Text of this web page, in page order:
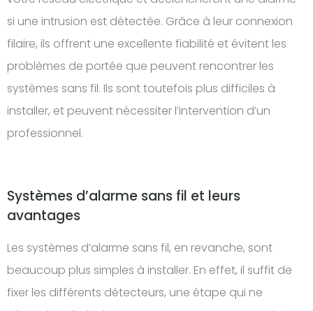
si une intrusion est détectée. Grâce à leur connexion
filaire, ils offrent une excellente fiabilité et évitent les
problèmes de portée que peuvent rencontrer les
systèmes sans fil. Ils sont toutefois plus difficiles à
installer, et peuvent nécessiter l’intervention d’un
professionnel.
Systèmes d’alarme sans fil et leurs
avantages
Les systèmes d’alarme sans fil, en revanche, sont
beaucoup plus simples à installer. En effet, il suffit de
fixer les différents détecteurs, une étape qui ne